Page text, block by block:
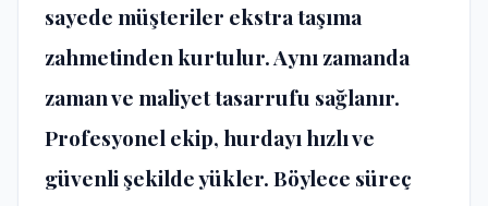
sayede müşteriler ekstra taşıma
zahmetinden kurtulur. Aynı zamanda
zaman ve maliyet tasarrufu sağlanır.
Profesyonel ekip, hurdayı hızlı ve
güvenli şekilde yükler. Böylece süreç